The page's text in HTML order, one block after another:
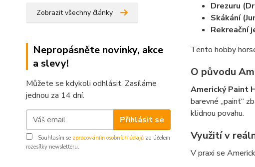
Zobrazit všechny články
Nepropásněte novinky, akce
a slevy!
Můžete se kdykoli odhlásit. Zasíláme
jednou za 14 dní.
Přihlásit se
Souhlasím se zpracováním osobních údajů za účelem
rozesílky newsletteru.
Drezuru
Skákání
Rekreační
Tento hobby
O původu
Americký Paint
barevné „paint“
klidnou povahu.
Využití v
V praxi se